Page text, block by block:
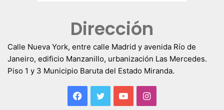
Dirección
Calle Nueva York, entre calle Madrid y avenida Río de
Janeiro, edificio Manzanillo, urbanización Las Mercedes.
Piso 1 y 3 Municipio Baruta del Estado Miranda.
Facebook
TwitterYouTubeInstagram